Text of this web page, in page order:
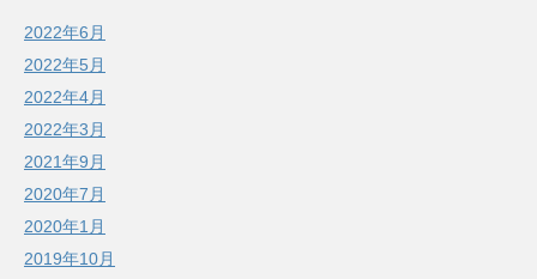
2022年6月
2022年5月
2022年4月
2022年3月
2021年9月
2020年7月
2020年1月
2019年10月